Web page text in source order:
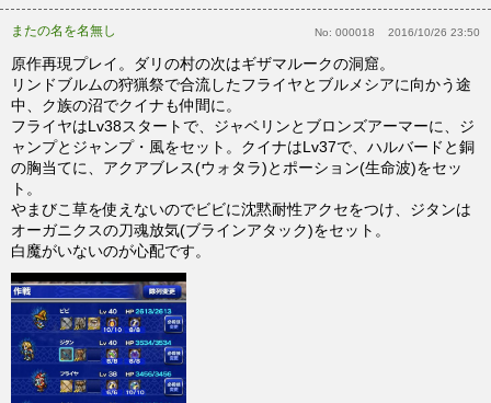
またの名を名無し No: 000018 2016/10/26 23:50
原作再現プレイ。ダリの村の次はギザマルークの洞窟。
リンドブルムの狩猟祭で合流したフライヤとブルメシアに向かう途
中、ク族の沼でクイナも仲間に。
フライヤはLv38スタートで、ジャベリンとブロンズアーマーに、ジ
ャンプとジャンプ・風をセット。クイナはLv37で、ハルバードと銅
の胸当てに、アクアブレス(ウォタラ)とポーション(生命波)をセッ
ト。
やまびこ草を使えないのでビビに沈黙耐性アクセをつけ、ジタンは
オーガニクスの刀魂放気(ブラインアタック)をセット。
白魔がいないのが心配です。